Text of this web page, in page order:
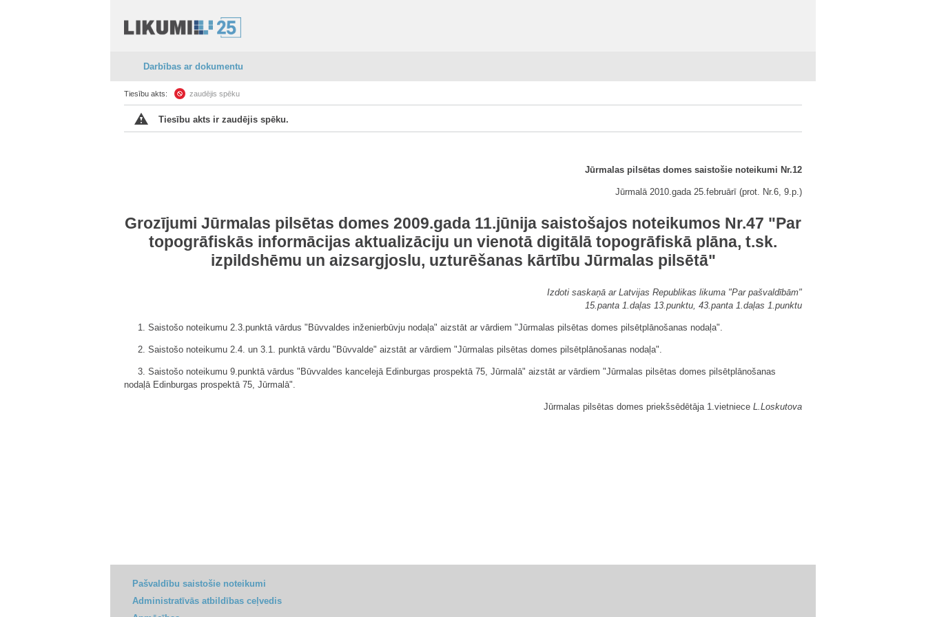
Darbības ar dokumentu
Tiesību akts: zaudējis spēku
Tiesību akts ir zaudējis spēku.
Jūrmalas pilsētas domes saistošie noteikumi Nr.12
Jūrmalā 2010.gada 25.februārī (prot. Nr.6, 9.p.)
Grozījumi Jūrmalas pilsētas domes 2009.gada 11.jūnija saistošajos noteikumos Nr.47 "Par
topogrāfiskās informācijas aktualizāciju un vienotā digitālā topogrāfiskā plāna, t.sk.
izpildshēmu un aizsargjoslu, uzturēšanas kārtību Jūrmalas pilsētā"
Izdoti saskaņā ar Latvijas Republikas likuma "Par pašvaldībām"
15.panta 1.daļas 13.punktu, 43.panta 1.daļas 1.punktu
1. Saistošo noteikumu 2.3.punktā vārdus "Būvvaldes inženierbūvju nodaļa" aizstāt ar vārdiem "Jūrmalas pilsētas domes pilsētplānošanas nodaļa".
2. Saistošo noteikumu 2.4. un 3.1. punktā vārdu "Būvvalde" aizstāt ar vārdiem "Jūrmalas pilsētas domes pilsētplānošanas nodaļa".
3. Saistošo noteikumu 9.punktā vārdus "Būvvaldes kancelejā Edinburgas prospektā 75, Jūrmalā" aizstāt ar vārdiem "Jūrmalas pilsētas domes pilsētplānošanas
nodaļā Edinburgas prospektā 75, Jūrmalā".
Jūrmalas pilsētas domes priekšsēdētāja 1.vietniece L.Loskutova
Pašvaldību saistošie noteikumi
Administratīvās atbildības ceļvedis